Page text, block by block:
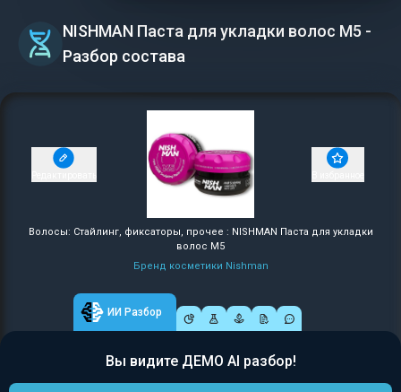
NISHMAN Паста для укладки волос М5 -
Разбор состава
Волосы: Стайлинг, фиксаторы, прочее : NISHMAN Паста для укладки
волос М5
Бренд косметики Nishman
ИИ Разбор
Вы видите ДЕМО AI разбор!